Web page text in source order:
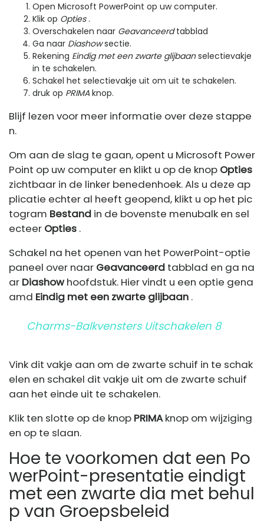
Open Microsoft PowerPoint op uw computer.
Klik op Opties.
Overschakelen naar Geavanceerdtabblad
Ga naar Diashowsectie.
Rekening Eindig met een zwarte glijbaanselectievakje
in te schakelen.
Schakel het selectievakje uit om uit te schakelen.
druk op PRIMA knop.
Blijf lezen voor meer informatie over deze stappe
n.
Om aan de slag te gaan, opent u Microsoft Power
Point op uw computer en klikt u op de knop Opties
zichtbaar in de linker benedenhoek. Als u deze ap
plicatie echter al heeft geopend, klikt u op het pic
togram Bestand in de bovenste menubalk en sel
ecteer Opties .
Schakel na het openen van het PowerPoint-optie
paneel over naar Geavanceerd tabblad en ga na
ar Diashowhoofdstuk. Hier vindt u een optie gena
amd Eindig met een zwarte glijbaan .
Charms-Balkvensters Uitschakelen 8
Vink dit vakje aan om de zwarte schuif in te schak
elen en schakel dit vakje uit om de zwarte schuif
aan het einde uit te schakelen.
Klik ten slotte op de knop PRIMAknop om wijziging
en op te slaan.
Hoe te voorkomen dat een Po
werPoint-presentatie eindigt
met een zwarte dia met behul
p van Groepsbeleid